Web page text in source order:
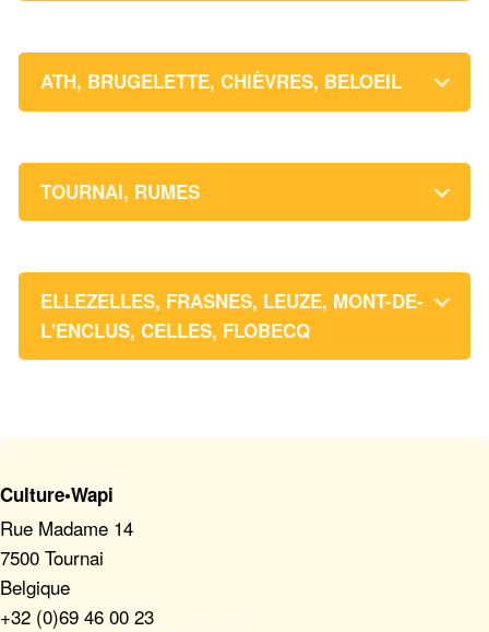
ATH, BRUGELETTE, CHIÈVRES, BELOEIL
TOURNAI, RUMES
ELLEZELLES, FRASNES, LEUZE, MONT-DE-
L'ENCLUS, CELLES, FLOBECQ
Culture•Wapi
Rue Madame 14
7500 Tournai
Belgique
+32 (0)69 46 00 23